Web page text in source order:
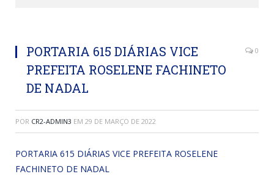
PORTARIA 615 DIÁRIAS VICE
PREFEITA ROSELENE FACHINETO
DE NADAL
0
POR CR2-ADMIN3 EM 29 DE MARÇO DE 2022
PORTARIA 615 DIÁRIAS VICE PREFEITA ROSELENE
FACHINETO DE NADAL